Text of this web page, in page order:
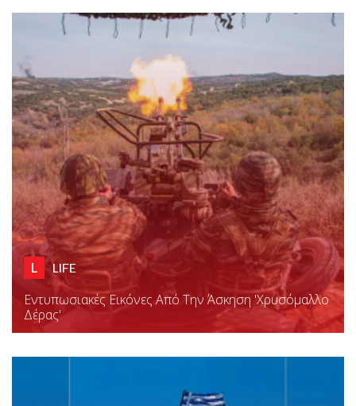
L LIFE
Εντυπωσιακές Εικόνες Από Την Άσκηση 'Χρυσόμαλλο
Δέρας'